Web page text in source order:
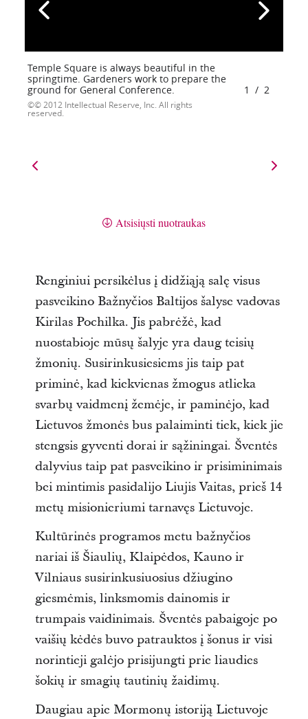
Temple Square is always beautiful in the
springtime. Gardeners work to prepare the
ground for General Conference.
© 2012 Intellectual Reserve, Inc. All rights
reserved.
1 / 2
Atsisiųsti nuotraukas
Renginiui persikėlus į didžiąją salę visus
pasveikino Bažnyčios Baltijos šalyse vadovas
Kirilas Pochilka. Jis pabrėžė, kad
nuostabioje mūsų šalyje yra daug teisių
žmonių. Susirinkusiesiems jis taip pat
priminė, kad kiekvienas žmogus atlieka
svarbų vaidmenį žemėje, ir paminėjo, kad
Lietuvos žmonės bus palaiminti tiek, kiek jie
stengsis gyventi dorai ir sąžiningai. Šventės
dalyvius taip pat pasveikino ir prisiminimais
bei mintimis pasidalijo Liujis Vaitas, prieš 14
metų misionieriumi tarnavęs Lietuvoje.
Kultūrinės programos metu bažnyčios
nariai iš Šiaulių, Klaipėdos, Kauno ir
Vilniaus susirinkusiuosius džiugino
giesmėmis, linksmomis dainomis ir
trumpais vaidinimais. Šventės pabaigoje po
vaišių kėdės buvo patrauktos į šonus ir visi
norintieji galėjo prisijungti prie liaudies
šokių ir smagių tautinių žaidimų.
Daugiau apie Mormonų istoriją Lietuvoje